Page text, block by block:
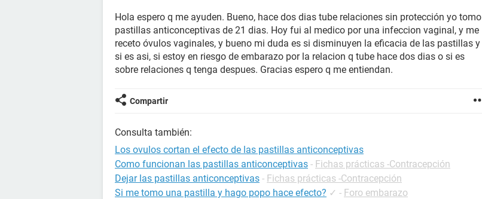
Hola espero q me ayuden. Bueno, hace dos dias tube relaciones sin protección yo tomo
pastillas anticonceptivas de 21 dias. Hoy fui al medico por una infeccion vaginal, y me
receto óvulos vaginales, y bueno mi duda es si disminuyen la eficacia de las pastillas y
si es asi, si estoy en riesgo de embarazo por la relacion q tube hace dos dias o si es
sobre relaciones q tenga despues. Gracias espero q me entiendan.
Compartir
Consulta también:
Los ovulos cortan el efecto de las pastillas anticonceptivas
Como funcionan las pastillas anticonceptivas - Fichas prácticas -Contracepción
Dejar las pastillas anticonceptivas - Fichas prácticas -Contracepción
Si me tomo una pastilla y hago popo hace efecto? ✓ - Foro embarazo